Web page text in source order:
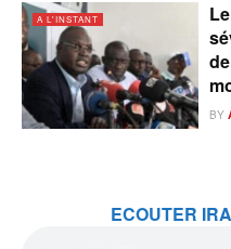
A L'INSTANT
BY
ECOUTER